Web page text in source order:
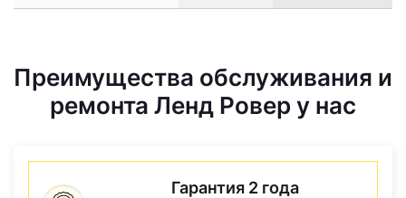
Преимущества обслуживания и
ремонта Ленд Ровер у нас
Гарантия 2 года